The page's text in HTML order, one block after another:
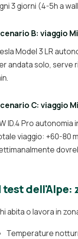
3 giorni (4-5h a
B: viaggio
Model 3 LR
andata solo, serve
C: viaggio
ID.4 Pro
viaggio: +60-80
test dell'Alpe:
abita o lavora in
Temperature